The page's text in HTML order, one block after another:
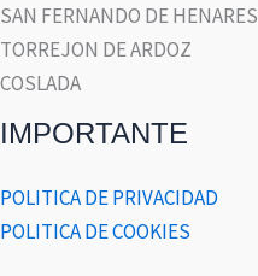
SAN FERNANDO DE HENARES
TORREJON DE ARDOZ
COSLADA
IMPORTANTE
POLITICA DE PRIVACIDAD
POLITICA DE COOKIES